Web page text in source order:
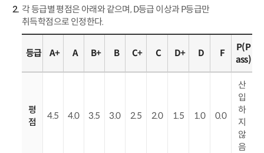
각 등급별 평점은 아래와 같으며, D등급 이상과 P등급만
취득학점으로 인정한다.
등급 A+ A B+ B C+ C D+ D F
P(P
ass)
평
점
4.5 4.0 3.5 3.0 2.5 2.0 1.5 1.0 0.0
산
입
하
지
않
음